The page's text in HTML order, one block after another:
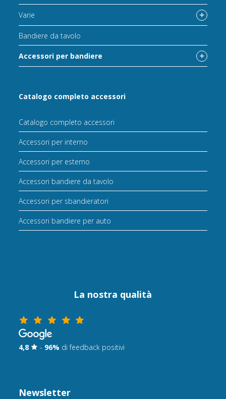
Varie
Bandiere da tavolo
Accessori per bandiere
Catalogo completo accessori
Catalogo completo accessori
Accessori per interno
Accessori per esterno
Accessori bandiere da tavolo
Accessori per sbandieratori
Accessori bandiere per auto
La nostra qualità
4,8 - 96% di feedback positivi
Newsletter